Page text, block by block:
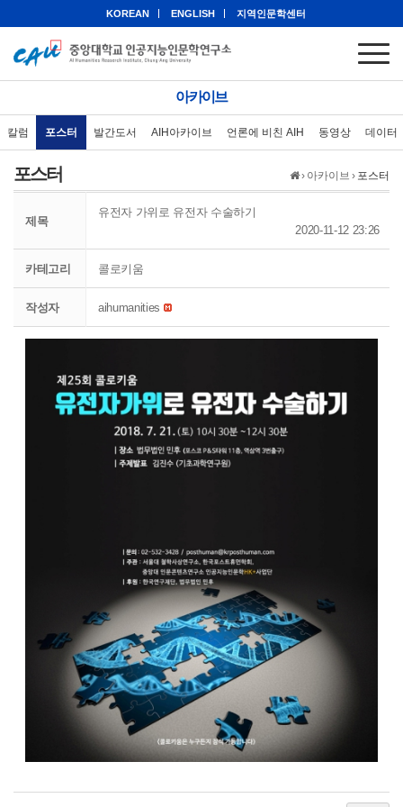
KOREAN ENGLISH 지역인문학센터
아카이브
칼럼 포스터 발간도서 AIH아카이브 언론에 비친 AIH 동영상 데이터
› 아카이브 › 포스터
포스터
제목
유전자 가위로 유전자 수술하기
2020-11-12 23:26
카테고리 콜로키움
작성자 aihumanities